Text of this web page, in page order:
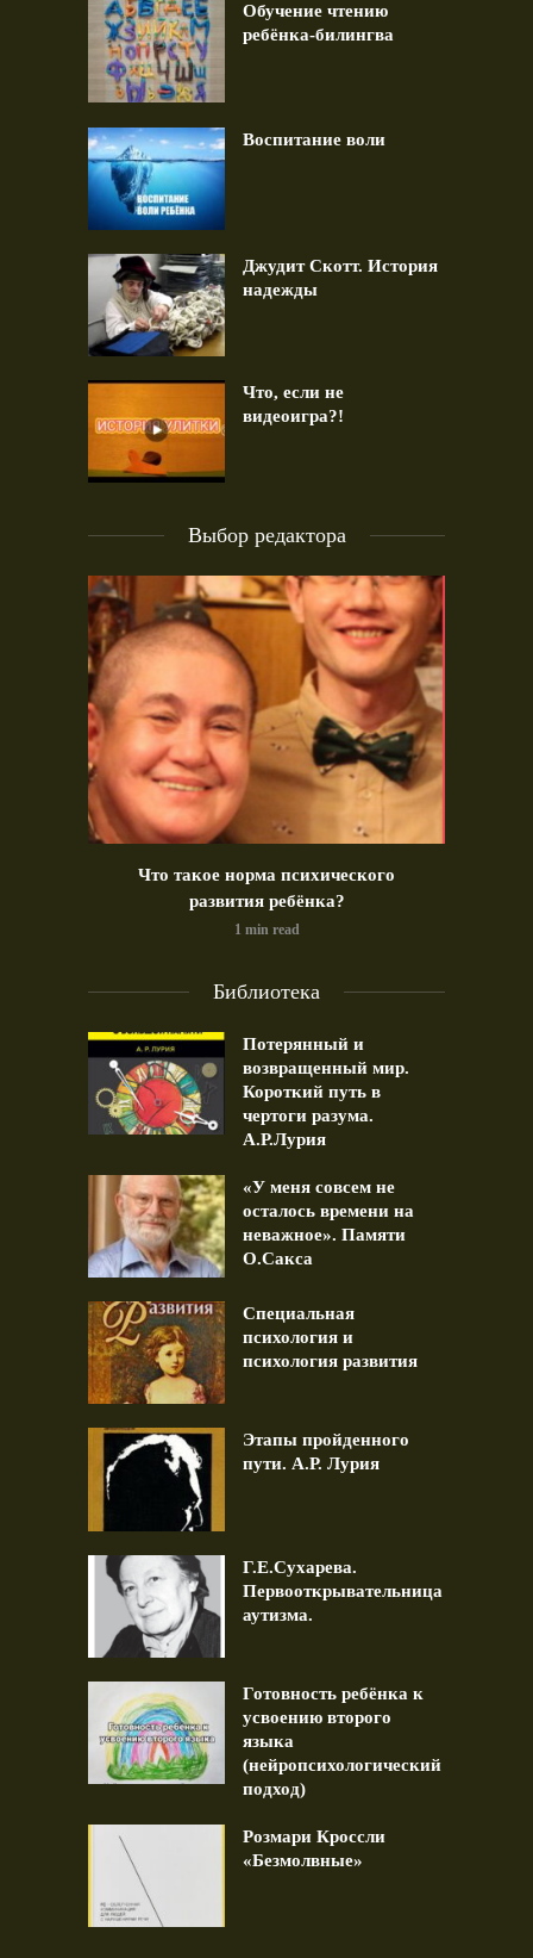
Обучение чтению
ребёнка-билингва
Воспитание воли
Джудит Скотт. История
надежды
Что, если не
видеоигра?!
Выбор редактора
Что такое норма психического
развития ребёнка?
1 min read
Библиотека
Потерянный и
возвращенный мир.
Короткий путь в
чертоги разума.
А.Р.Лурия
«У меня совсем не
осталось времени на
неважное». Памяти
О.Сакса
Специальная
психология и
психология развития
Этапы пройденного
пути. А.Р. Лурия
Г.Е.Сухарева.
Первооткрывательница
аутизма.
Готовность ребёнка к
усвоению второго
языка
(нейропсихологический
подход)
Розмари Кроссли
«Безмолвные»